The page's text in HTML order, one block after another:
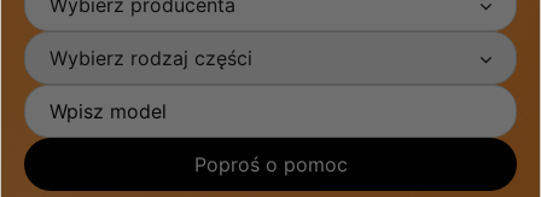
Wybierz producenta
Wybierz rodzaj części
Poproś o pomoc